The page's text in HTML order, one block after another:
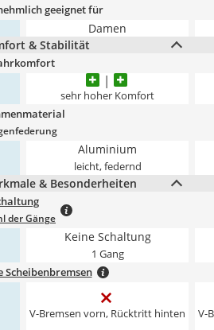
geeignet für
Damen
& Stabilität
sehr hoher Komfort
Aluminium
leicht, federnd
& Besonderheiten
der Gänge
Keine Schaltung
1 Gang
Scheibenbremsen
V-Bremsen vorn, Rücktritt hinten V-